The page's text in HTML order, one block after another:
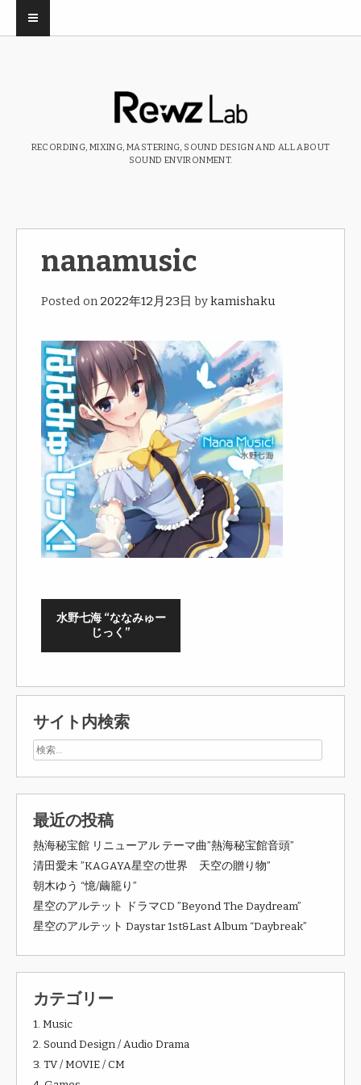
RECORDING, MIXING, MASTERING, SOUND DESIGN AND ALL ABOUT
SOUND ENVIRONMENT.
nanamusic
Posted on2022年12月23日 bykamishaku
水野七海 “ななみゅー
じっく”
サイト内検索
最近の投稿
熱海秘宝館 リニューアル テーマ曲”熱海秘宝館音頭”
清田愛未 ”KAGAYA星空の世界 天空の贈り物”
朝木ゆう “憶/繭籠り”
星空のアルテット ドラマCD ”Beyond The Daydream”
星空のアルテット Daystar 1st&Last Album “Daybreak”
カテゴリー
1. Music
2. Sound Design / Audio Drama
3. TV / MOVIE / CM